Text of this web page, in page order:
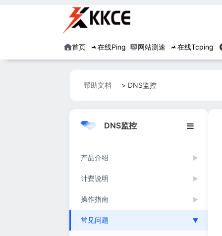
首页 在线Ping 网站测速 在线Tcping
帮助文档 > DNS监控
DNS监控
产品介绍 ▶
计费说明 ▶
操作指南 ▶
常见问题 ▶